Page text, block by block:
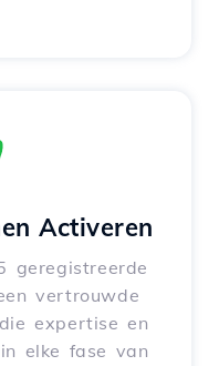
Activeren
geregistreerde
vertrouwde
expertise en
elke fase van